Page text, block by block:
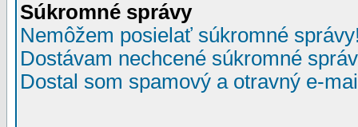
Súkromné správy
Nemôžem posielať súkromné
Dostávam nechcené súkromné
Dostal som spamový a otravný e-